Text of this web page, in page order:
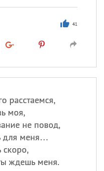
41
расстаемся,
моя,
не повод,
для меня…
скоро,
ждешь меня.